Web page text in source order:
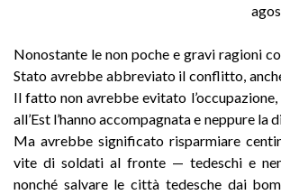
Nonostante le non poche e gravi ragioni
Stato avrebbe abbreviato il conflitto,
Il fatto non avrebbe evitato l’occupazione,
all’Est l’hanno accompagnata e neppure la
Ma avrebbe significato risparmiare
vite di soldati al fronte — tedeschi e
nonché salvare le città tedesche dai